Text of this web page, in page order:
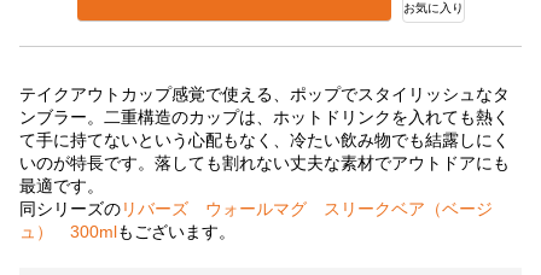
お気に入り
テイクアウトカップ感覚で使える、ポップでスタイリッシュなタ
ンブラー。二重構造のカップは、ホットドリンクを入れても熱く
て手に持てないという心配もなく、冷たい飲み物でも結露しにく
いのが特長です。落しても割れない丈夫な素材でアウトドアにも
最適です。
同シリーズのリバーズ ウォールマグ スリークベア（ベージ
ュ） 300mlもございます。